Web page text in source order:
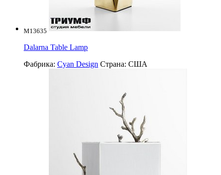
M13635
Dalarna Table Lamp
Фабрика: Cyan Design Страна: США